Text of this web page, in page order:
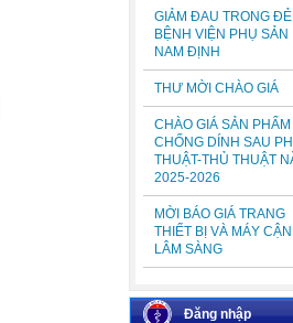
GIẢM ĐAU TRONG ĐẺ
BỆNH VIỆN PHỤ SẢN
NAM ĐỊNH
THƯ MỜI CHÀO GIÁ
CHÀO GIÁ SẢN PHẨM
CHỐNG DÍNH SAU
THUẬT-THỦ THUẬT
2025-2026
MỜI BÁO GIÁ TRANG
THIẾT BỊ VÀ MÁY CẬN
LÂM SÀNG
Đăng nhập